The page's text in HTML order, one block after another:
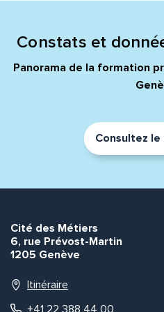
Constats et
Panorama de la formation
Consultez
Cité des Métiers
6, rue Prévost-Martin
1205 Genève
Itinéraire
+41 22 388 44 00